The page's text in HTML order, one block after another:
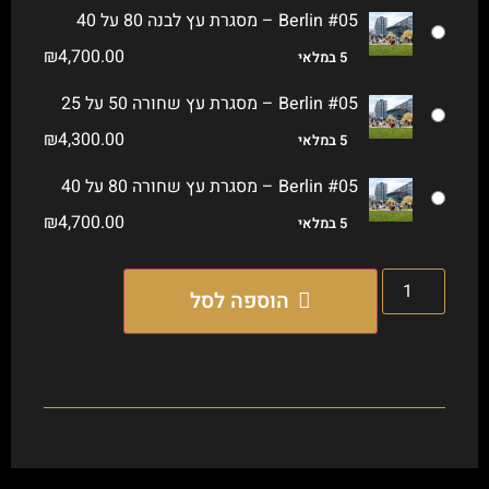
Berlin #05 – מסגרת עץ לבנה 80 על 40
₪4,700.00 5 במלאי
Berlin #05 – מסגרת עץ שחורה 50 על 25
₪4,300.00 5 במלאי
Berlin #05 – מסגרת עץ שחורה 80 על 40
₪4,700.00 5 במלאי
הוספה לסל